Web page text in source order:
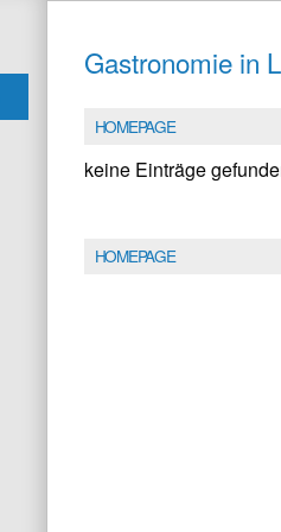
Gastronomie in
HOMEPAGE
keine Einträge
HOMEPAGE